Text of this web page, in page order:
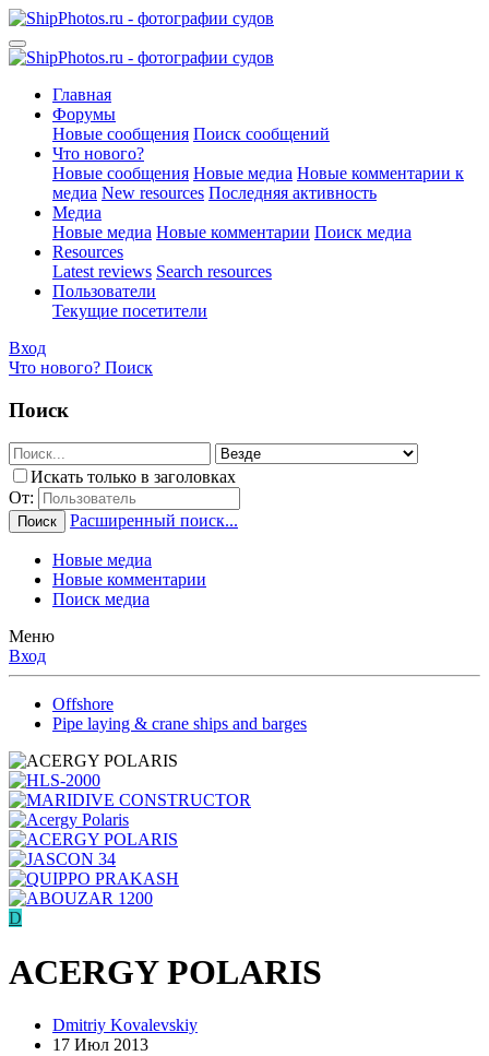
Главная
Форумы
Новые сообщения Поиск сообщений
Что нового?
Новые сообщения Новые медиа Новые комментарии к
медиа New resources Последняя активность
Медиа
Новые медиа Новые комментарии Поиск медиа
Resources
Latest reviews Search resources
Пользователи
Текущие посетители
Вход
Что нового? Поиск
Поиск
Искать только в заголовках
От:
Поиск Расширенный поиск...
Новые медиа
Новые комментарии
Поиск медиа
Меню
Вход
Offshore
Pipe laying & crane ships and barges
D
ACERGY POLARIS
Dmitriy Kovalevskiy
17 Июл 2013